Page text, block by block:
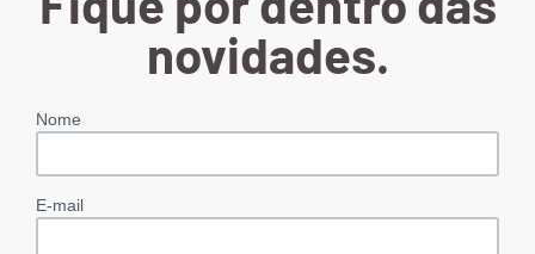
novidades.
Nome
E-mail